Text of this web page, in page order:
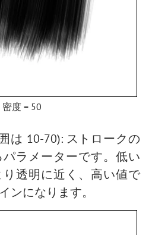
密度 = 50
は 10-70): ストロークの
ラメーターです。低い
透明に近く、高い値で
ンになります。